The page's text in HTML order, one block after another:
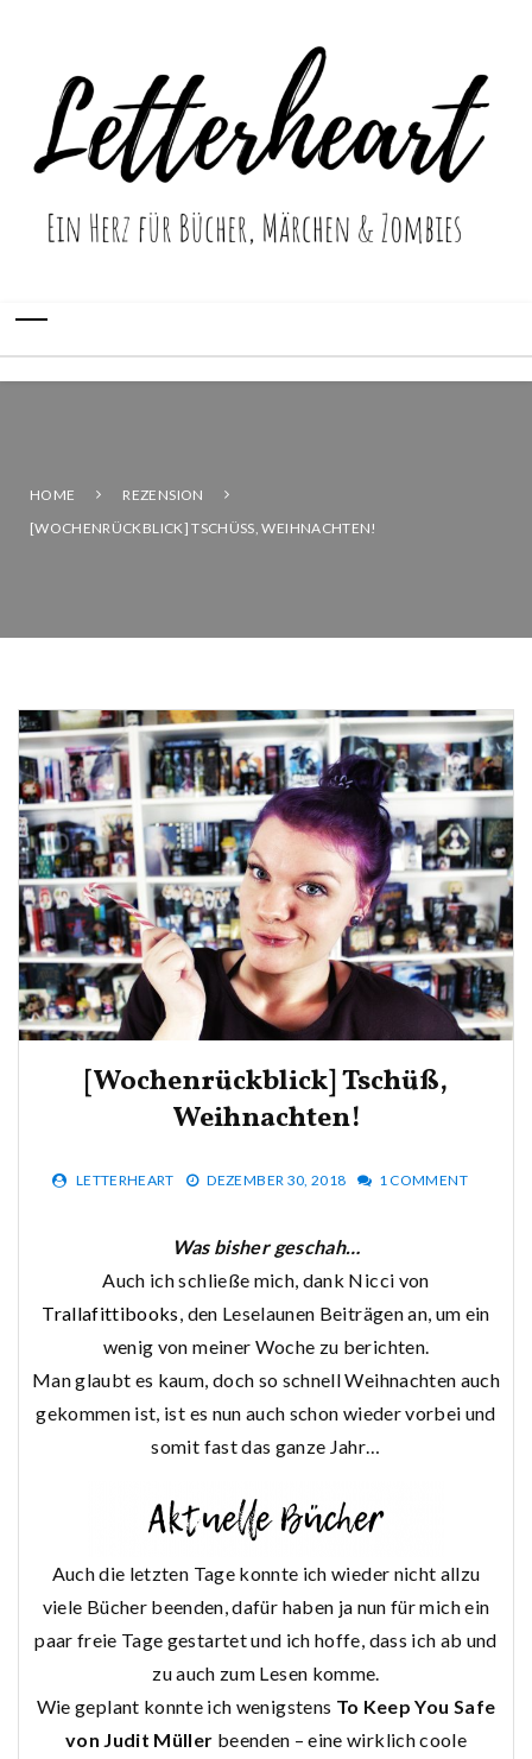
HOME
REZENSION
[WOCHENRÜCKBLICK] TSCHÜSS, WEIHNACHTEN!
[Wochenrückblick] Tschüß,
Weihnachten!
LETTERHEART DEZEMBER 30, 2018 1 COMMENT
Was bisher geschah…
Auch ich schließe mich, dank Nicci von
Trallafittibooks , den Leselaunen Beiträgen an, um ein
wenig von meiner Woche zu berichten.
Man glaubt es kaum, doch so schnell Weihnachten auch
gekommen ist, ist es nun auch schon wieder vorbei und
somit fast das ganze Jahr…
Auch die letzten Tage konnte ich wieder nicht allzu
viele Bücher beenden, dafür haben ja nun für mich ein
paar freie Tage gestartet und ich hoffe, dass ich ab und
zu auch zum Lesen komme.
Wie geplant konnte ich wenigstens To Keep You Safe
von Judit Müller beenden – eine wirklich coole